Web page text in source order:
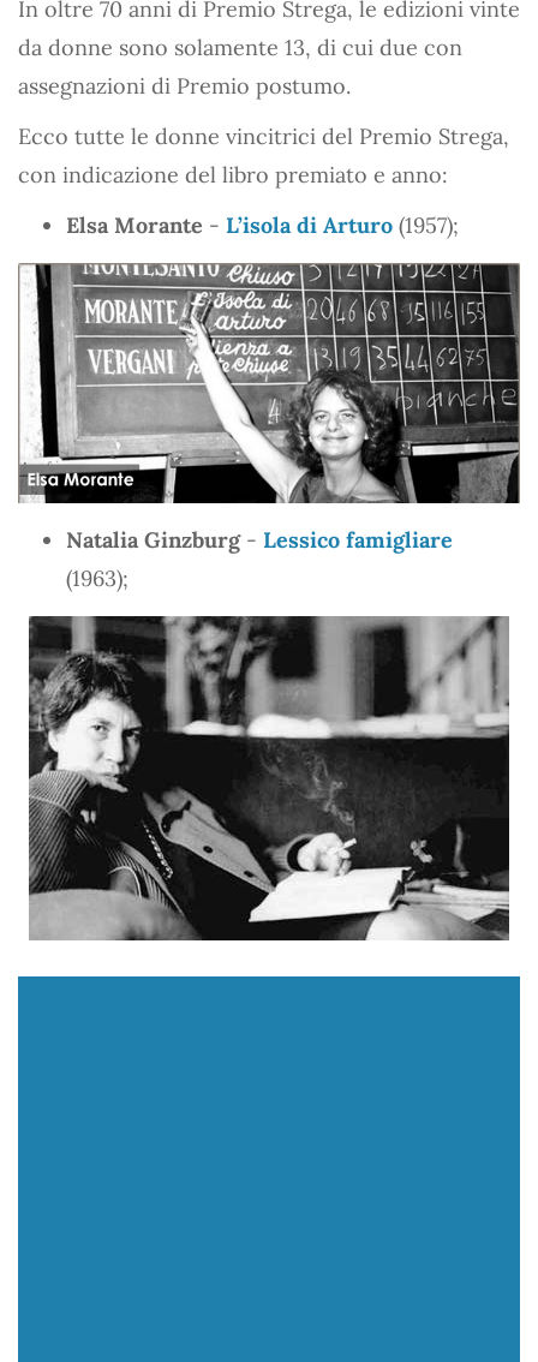
In oltre 70 anni di Premio Strega, le edizioni vinte
da donne sono solamente 13, di cui due con
assegnazioni di Premio postumo.
Ecco tutte le donne vincitrici del Premio Strega,
con indicazione del libro premiato e anno:
Elsa Morante - L’isola di Arturo (1957);
Natalia Ginzburg- Lessico famigliare
(1963);